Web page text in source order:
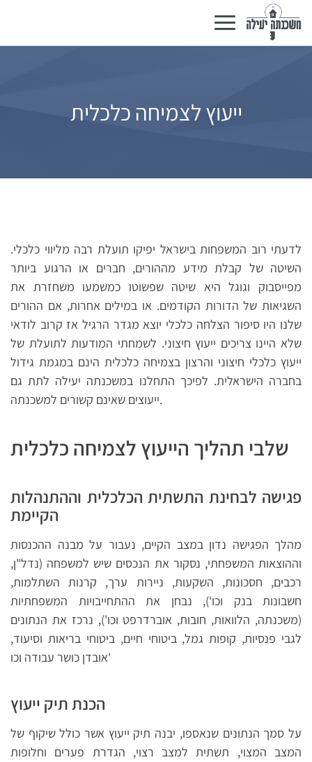
Basculer
la
navigation
ייעוץ לצמיחה כלכלית
לדעתי רוב המשפחות בישראל יפיקו תועלת רבה מליווי כלכלי.
השיטה של קבלת מידע מההורים, חברים או הרגוע ביותר
מפייסבוק וגוגל היא שיטה שפשוטו כמשמעו משחזרת את
השגיאות של הדורות הקודמים. או במילים אחרות, אם ההורים
שלנו היו סיפור הצלחה כלכלי יוצא מגדר הרגיל אז קרוב לודאי
שלא היינו צריכים ייעוץ חיצוני. לשמחתי המודעות לתועלת של
ייעוץ כלכלי חיצוני והרצון בצמיחה כלכלית הינם במגמת גידול
בחברה הישראלית. לפיכך התחלנו במשכנתה יעילה לתת גם
ייעוצים שאינם קשורים למשכנתה.
שלבי תהליך הייעוץ לצמיחה כלכלית
פגישה לבחינת התשתית הכלכלית וההתנהלות
הקיימת
מהלך הפגישה נדון במצב הקיים, נעבור על מבנה ההכנסות
וההוצאות המשפחתי, נסקור את הנכסים שיש למשפחה (נדל"ן,
רכבים, חסכונות, השקעות, ניירות ערך, קרנות השתלמות,
חשבונות בנק וכו'), נבחן את ההתחייבויות המשפחתיות
(משכנתה, הלוואות, חובות, אוברדרפט וכו'), נרכז את הנתונים
לגבי פנסיות, קופות גמל, ביטוחי חיים, ביטוחי בריאות וסיעוד,
אובדן כושר עבודה וכו'
הכנת תיק ייעוץ
על סמך הנתונים שנאספו, יבנה תיק ייעוץ אשר כולל שיקוף של
המצב המצוי, תשתית למצב רצוי, הגדרת פערים וחלופות